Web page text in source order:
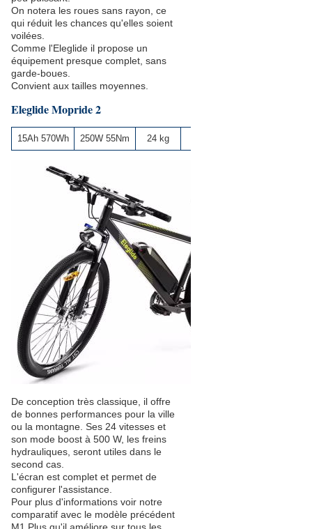
On notera les roues sans rayon, ce
qui réduit les chances qu'elles soient
voilées.
Comme l'Eleglide il propose un
équipement presque complet, sans
garde-boues.
Convient aux tailles moyennes.
Eleglide Mopride 2
15Ah 570Wh 250W 55Nm 24 kg
De conception très classique, il offre
de bonnes performances pour la ville
ou la montagne. Ses 24 vitesses et
son mode boost à 500 W, les freins
hydrauliques, seront utiles dans le
second cas.
L'écran est complet et permet de
configurer l'assistance.
Pour plus d'informations voir notre
comparatif avec le modèle précédent